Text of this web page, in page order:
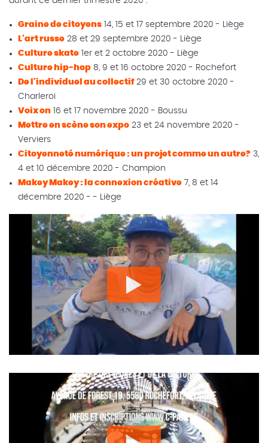
Graine de citoyens 14, 15 et 17 septembre 2020 - Liège
L'art russe 28 et 29 septembre 2020 - Liège
Culture skate 1er et 2 octobre 2020 - Liège
Culture hip-hop 8, 9 et 16 octobre 2020 - Rochefort
De l'individuel au collectif 29 et 30 octobre 2020 -
Charleroi
Voix on
16 et 17 novembre 2020 - Boussu
Mettre en scène son expo 23 et 24 novembre 2020 -
Verviers
Citoyenneté numérique : un projet comme un autre? 3,
4 et 10 décembre 2020 - Champion
Makey Makey : la connexion créative 7, 8 et 14
décembre 2020 - - Liège